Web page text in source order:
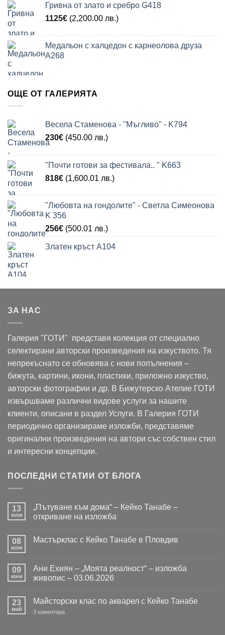
Гривна от злато и сребро G418
1125€ (2,200.00 лв.)
Медальон с халцедон с карнеолова друза
A268
ОЩЕ ОТ ГАЛЕРИЯТА
Весела Стаменова - "Мъгливо" - K794
230€ (450.00 лв.)
"Почти готови за фестивала.. " K663
818€ (1,600.01 лв.)
"Любовта на гондолите" - Светла Симеонова
K 356
256€ (500.01 лв.)
Златен кръст A104
ЗА НАС
Галерия "ГОТИ" представя колекция от специално
селектирани авторски произведения на изкуството. Тя
непрекъснато се обновява с нови попълнения –
бижута, картини, икони, пластики, приложно изкуство,
авторски фотографии и др. В Бижутерско Ателие ГОТИ
извършваме различни видове услуги за нашите
клиенти, описани в раздел Услуги. В Галерия ГОТИ
периодично организираме изложби, представяме
оригинални произведения на автори със собствен стил
и интересни концепции.
ПОСЛЕДНИ СТАТИИ ОТ БЛОГА
13
юли
„Пътуване към дома“ – Кейко Танабе –
откриване на изложба
за
„Пътуване
–
Кейко
Танабе
на
изложба
08
юли
Мастърклас с Кейко Танабе в Пловдив
Мастърклас
с
Кейко
Пловдив
09
юни
Ани Ехиян – „Моята реалност“ – изложба
живопис – 03.06.2026
за
Ехиян
23
май
Майсторски клас по акварел с Кейко Танабе
3 коментараза